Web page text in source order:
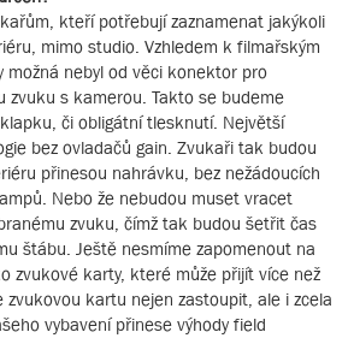
kteří potřebují zaznamenat jakýkoli
mimo studio. Vzhledem k filmařským
možná nebyl od věci konektor pro
zvuku s kamerou. Takto se budeme
či obligátní tlesknutí. Největší
bez ovladačů gain. Zvukaři tak budou
přinesou nahrávku, bez nežádoucích
Nebo že nebudou muset vracet
zvuku, čímž tak budou šetřit čas
štábu. Ještě nesmíme zapomenout na
zvukové karty, které může přijít více než
zvukovou kartu nejen zastoupit, ale i zcela
vybavení přinese výhody field